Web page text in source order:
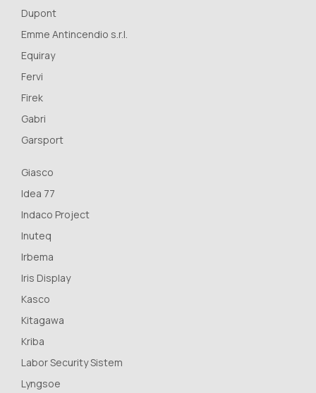
Dupont
Emme Antincendio s.r.l.
Equiray
Fervi
Firek
Gabri
Garsport
Giasco
Idea 77
Indaco Project
Inuteq
Irbema
Iris Display
Kasco
Kitagawa
Kriba
Labor Security Sistem
Lyngsoe